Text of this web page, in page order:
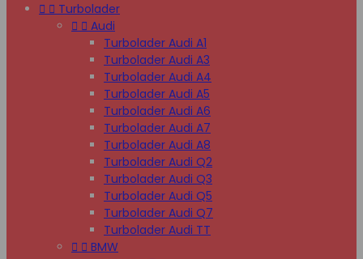
  Turbolader
  Audi
Turbolader Audi A1
Turbolader Audi A3
Turbolader Audi A4
Turbolader Audi A5
Turbolader Audi A6
Turbolader Audi A7
Turbolader Audi A8
Turbolader Audi Q2
Turbolader Audi Q3
Turbolader Audi Q5
Turbolader Audi Q7
Turbolader Audi TT
  BMW